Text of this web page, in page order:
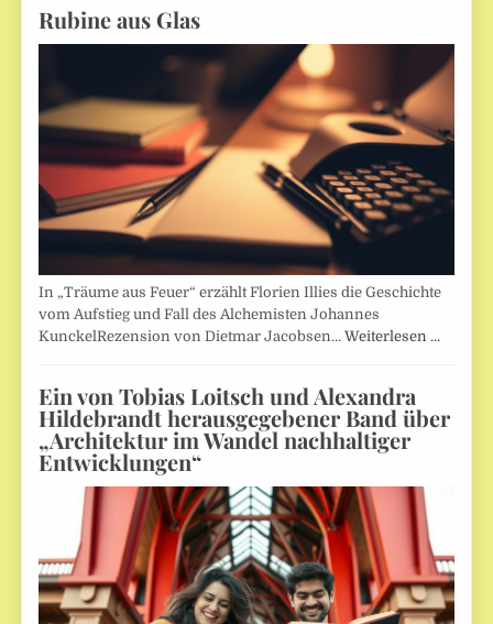
Rubine aus Glas
In „Träume aus Feuer“ erzählt Florien Illies die Geschichte
vom Aufstieg und Fall des Alchemisten Johannes
KunckelRezension von Dietmar Jacobsen…Weiterlesen …
Ein von Tobias Loitsch und Alexandra
Hildebrandt herausgegebener Band über
„Architektur im Wandel nachhaltiger
Entwicklungen“